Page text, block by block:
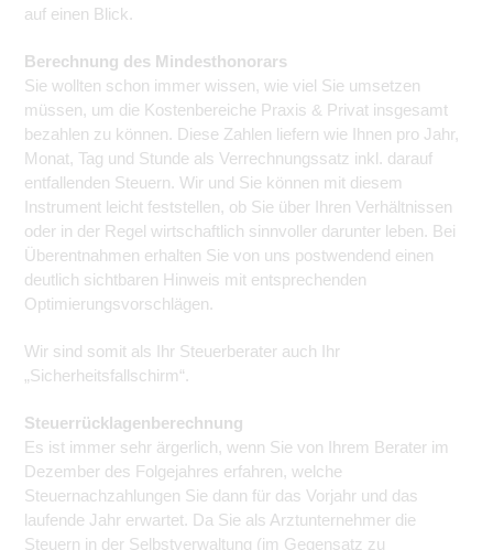
auf einen Blick.
Berechnung des Mindesthonorars
Sie wollten schon immer wissen, wie viel Sie umsetzen
müssen, um die Kostenbereiche Praxis & Privat insgesamt
bezahlen zu können. Diese Zahlen liefern wie Ihnen pro Jahr,
Monat, Tag und Stunde als Verrechnungssatz inkl. darauf
entfallenden Steuern. Wir und Sie können mit diesem
Instrument leicht feststellen, ob Sie über Ihren Verhältnissen
oder in der Regel wirtschaftlich sinnvoller darunter leben. Bei
Überentnahmen erhalten Sie von uns postwendend einen
deutlich sichtbaren Hinweis mit entsprechenden
Optimierungsvorschlägen.
Wir sind somit als Ihr Steuerberater auch Ihr
„Sicherheitsfallschirm“.
Steuerrücklagenberechnung
Es ist immer sehr ärgerlich, wenn Sie von Ihrem Berater im
Dezember des Folgejahres erfahren, welche
Steuernachzahlungen Sie dann für das Vorjahr und das
laufende Jahr erwartet. Da Sie als Arztunternehmer die
Steuern in der Selbstverwaltung (im Gegensatz zu